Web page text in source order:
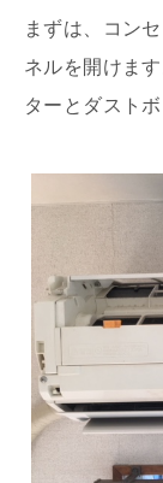
まずは、コン
ネルを開けま
ターとダスト